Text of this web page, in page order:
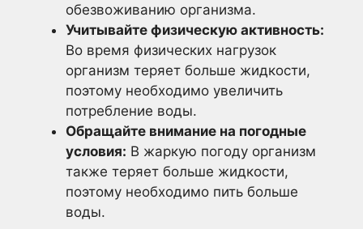
обезвоживанию организма.
Учитывайте физическую активность:
Во время физических нагрузок
организм теряет больше жидкости,
поэтому необходимо увеличить
потребление воды.
Обращайте внимание на погодные
условия: В жаркую погоду организм
также теряет больше жидкости,
поэтому необходимо пить больше
воды.